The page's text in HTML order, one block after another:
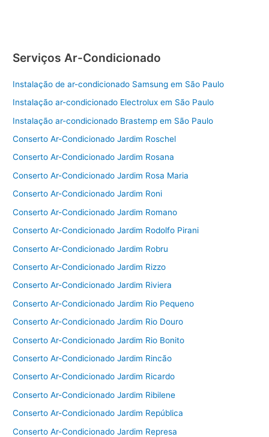
Serviços Ar-Condicionado
Instalação de ar-condicionado Samsung em São Paulo
Instalação ar-condicionado Electrolux em São Paulo
Instalação ar-condicionado Brastemp em São Paulo
Conserto Ar-Condicionado Jardim Roschel
Conserto Ar-Condicionado Jardim Rosana
Conserto Ar-Condicionado Jardim Rosa Maria
Conserto Ar-Condicionado Jardim Roni
Conserto Ar-Condicionado Jardim Romano
Conserto Ar-Condicionado Jardim Rodolfo Pirani
Conserto Ar-Condicionado Jardim Robru
Conserto Ar-Condicionado Jardim Rizzo
Conserto Ar-Condicionado Jardim Riviera
Conserto Ar-Condicionado Jardim Rio Pequeno
Conserto Ar-Condicionado Jardim Rio Douro
Conserto Ar-Condicionado Jardim Rio Bonito
Conserto Ar-Condicionado Jardim Rincão
Conserto Ar-Condicionado Jardim Ricardo
Conserto Ar-Condicionado Jardim Ribilene
Conserto Ar-Condicionado Jardim República
Conserto Ar-Condicionado Jardim Represa